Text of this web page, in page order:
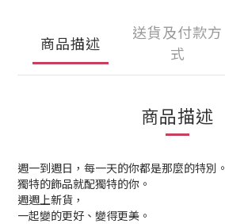
商品描述
送貨及付款方
式
商品描述
週一到週日，每一天的你都是那麼的特別。
獨特的飾品就配獨特的你。
週週上新貨，
一起變的更好、變得更美。